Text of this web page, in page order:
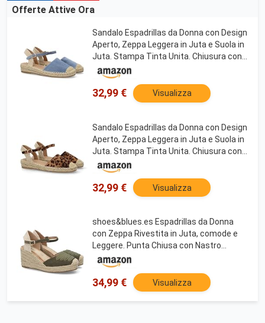
Offerte Attive Ora
Sandalo Espadrillas da Donna con Design
Aperto, Zeppa Leggera in Juta e Suola in
Juta. Stampa Tinta Unita. Chiusura con
Fibbia e Punta Chiusa. Ideale per la
Primavera e L'Estate. Blu Talla 37
32,99 € Visualizza
Sandalo Espadrillas da Donna con Design
Aperto, Zeppa Leggera in Juta e Suola in
Juta. Stampa Tinta Unita. Chiusura con
Fibbia e Punta Chiusa. Ideale per la
Primavera e L'Estate. Leopardo Talla 37
32,99 € Visualizza
shoes&blues.es Espadrillas da Donna
con Zeppa Rivestita in Juta, comode e
Leggere. Punta Chiusa con Nastro
Decorativo in Tinta. Chiusura Regolabile
con Fibbia, Ideali per L'Estate. Verde Talla
39
34,99 € Visualizza